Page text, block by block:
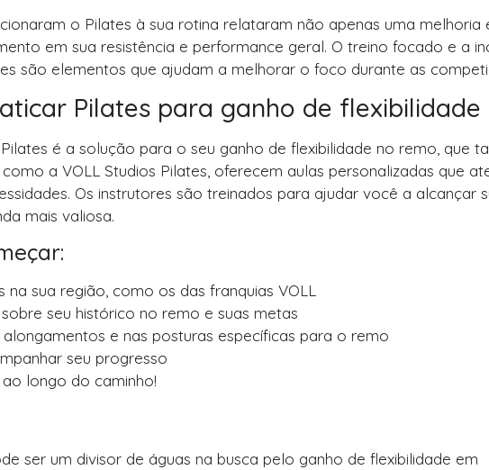
o Pilates à sua rotina relataram não apenas uma melhoria
em sua resistência e performance geral. O treino focado e a
são elementos que ajudam a melhorar o foco durante as
Pilates para ganho de flexibilidade
é a solução para o seu ganho de flexibilidade no remo, que
a VOLL Studios Pilates, oferecem aulas personalizadas que
Os instrutores são treinados para ajudar você a alcançar
mais valiosa.
na sua região, como os das franquias VOLL
seu histórico no remo e suas metas
e nas posturas específicas para o remo
seu progresso
longo do caminho!
ser um divisor de águas na busca pelo ganho de flexibilidade em